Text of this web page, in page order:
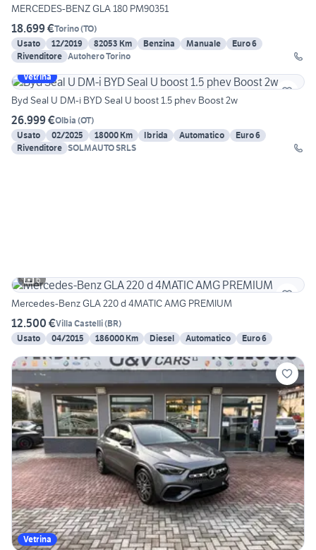
MERCEDES-BENZ GLA 180 PM90351
18.699 €Torino(TO)
Usato
12/2019 82053 Km Benzina Manuale
Euro 6
Rivenditore Autohero Torino
Vetrina
Byd Seal U DM-i BYD Seal U boost 1.5 phev Boost 2w
26.999 €Olbia (OT)
Usato
02/2025 18000 Km Ibrida Automatico
Euro 6
Rivenditore SOLMAUTO SRLS
6
Mercedes-Benz GLA 220 d 4MATIC AMG PREMIUM
12.500 €Villa Castelli(BR)
Usato
04/2015 186000 Km Diesel Automatico Euro 6
Vetrina